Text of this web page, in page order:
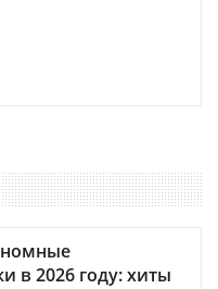
в 2026 году: хиты